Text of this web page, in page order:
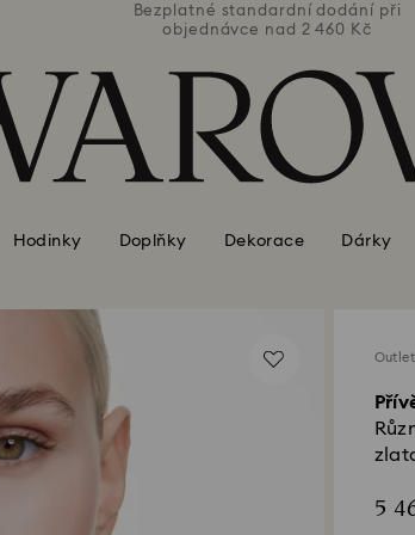
Bezplatné standardní dodání při
objednávce nad 2 460 Kč
Hodinky Doplňky Dekorace Dárky
Outlet
5